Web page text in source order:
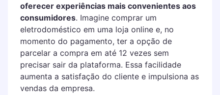
oferecer experiências mais convenientes aos
consumidores. Imagine comprar um
eletrodoméstico em uma loja online e, no
momento do pagamento, ter a opção de
parcelar a compra em até 12 vezes sem
precisar sair da plataforma. Essa facilidade
aumenta a satisfação do cliente e impulsiona as
vendas da empresa.